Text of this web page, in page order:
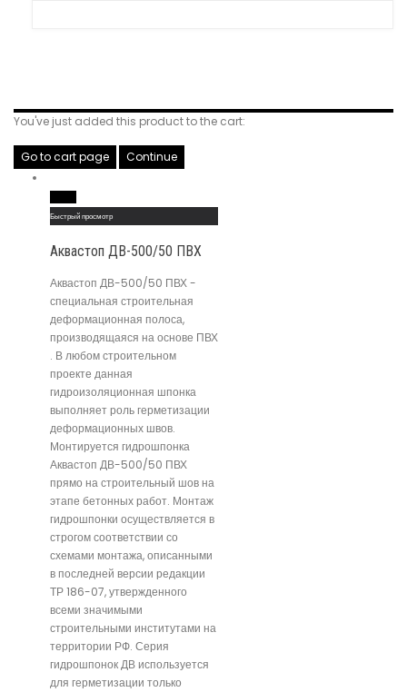
You've just added this product to the cart:
Go to cart page Continue
Быстрый просмотр
Аквастоп ДВ-500/50 ПВХ
Аквастоп ДВ-500/50 ПВХ -
специальная строительная
деформационная полоса,
производящаяся на основе ПВХ
. В любом строительном
проекте данная
гидроизоляционная шпонка
выполняет роль герметизации
деформационных швов.
Монтируется гидрошпонка
Аквастоп ДВ-500/50 ПВХ
прямо на строительный шов на
этапе бетонных работ. Монтаж
гидрошпонки осуществляется в
строгом соответствии со
схемами монтажа, описанными
в последней версии редакции
ТР 186-07, утвержденного
всеми значимыми
строительными институтами на
территории РФ. Серия
гидрошпонок ДВ используется
для герметизации только